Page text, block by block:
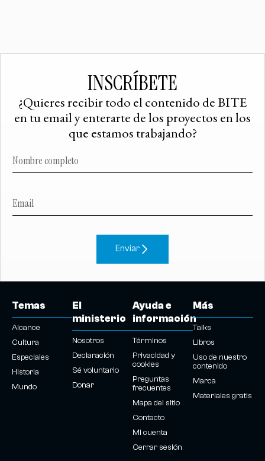
INSCRÍBETE
¿Quieres recibir todo el contenido de BITE
en tu email y enterarte de los proyectos en los
que estamos trabajando?
Enviar
Temas
Alcance
Cultura
Especiales
Historia
Mundo
El
ministerio
Nosotros
Declaración
Sé voluntario
Donar
Ayuda e
información
Términos
Privacidad y
cookies
Preguntas
frecuentes
Mapa del sitio
Contacto
Mi cuenta
Cerrar sesión
Más
Talks
Libros
Uso de nuestro
contenido
Marca
Materiales gratis